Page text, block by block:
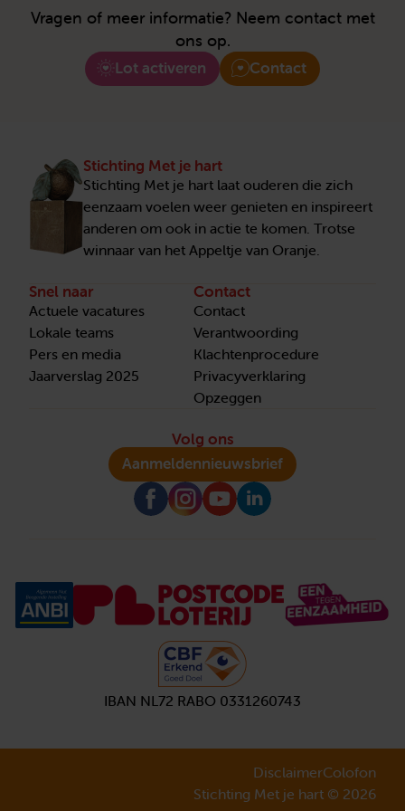
Vragen of meer informatie? Neem contact met
ons op.
Lot activeren Contact
Stichting Met je hart
Stichting Met je hart laat ouderen die zich
eenzaam voelen weer genieten en inspireert
anderen om ook in actie te komen. Trotse
winnaar van het Appeltje van Oranje.
Snel naar
Actuele vacatures
Lokale teams
Pers en media
Jaarverslag 2025
Contact
Contact
Verantwoording
Klachtenprocedure
Privacyverklaring
Opzeggen
Volg ons
Aanmeldennieuwsbrief
IBAN NL72 RABO 0331260743
DisclaimerColofon
Stichting Met je hart © 2026